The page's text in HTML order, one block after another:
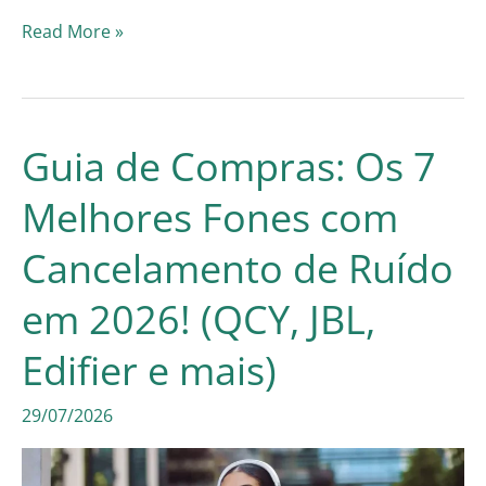
Guia
As
6
Melhores
Antenas
em
2026!
Read More »
Guia de Compras: Os 7
Melhores Fones com
Cancelamento de Ruído
em 2026! (QCY, JBL,
Edifier e mais)
29/07/2026